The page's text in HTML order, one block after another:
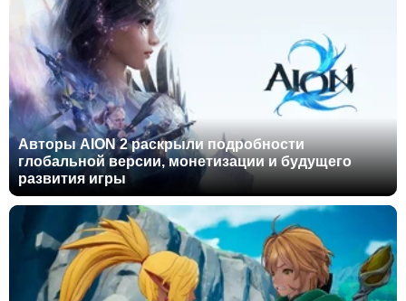
Авторы AION 2 раскрыли подробности
глобальной версии, монетизации и будущего
развития игры